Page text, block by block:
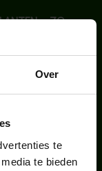
Over
te
te bieden
– ZO